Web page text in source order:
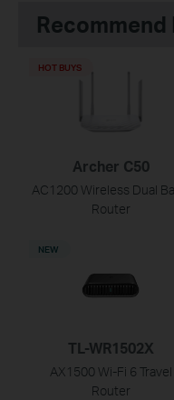
Archer C50
AC1200 Wireless Dual
Router
HOT BUYS
TL-WR1502X
AX1500 Wi-Fi 6 Travel
Router
NEW